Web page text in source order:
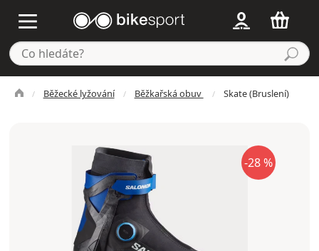
Běžecké lyžování Běžkařská obuv Skate (Bruslení)
-28 %